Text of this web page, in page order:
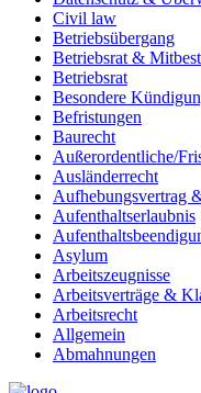
Civil law
Betriebsübergang
Betriebsrat &
Betriebsrat
Besondere
Befristungen
Baurecht
Außerordentliche/
Ausländerrecht
Aufhebungsvertrag
Aufenthaltserlaubnis
Asylum
Arbeitszeugnisse
Arbeitsverträge &
Arbeitsrecht
Allgemein
Abmahnungen